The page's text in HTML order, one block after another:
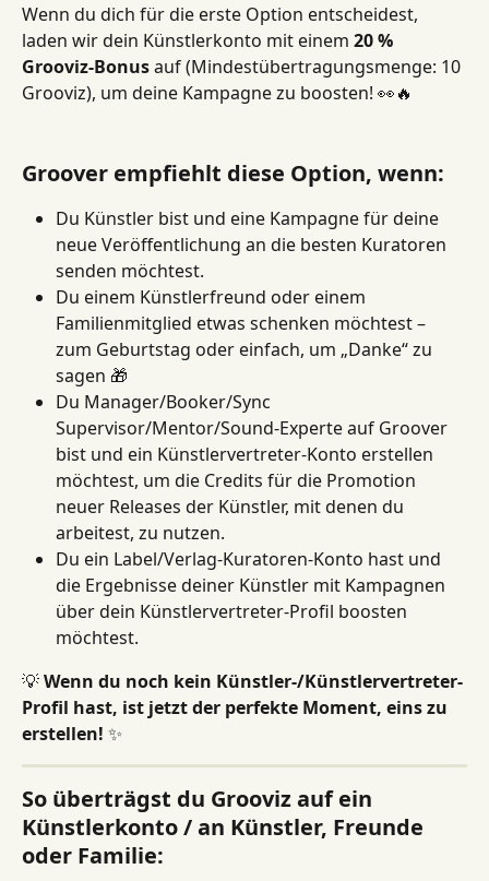
Wenn du dich für die erste Option entscheidest,
laden wir dein Künstlerkonto mit einem 20 %
Grooviz-Bonus auf (Mindestübertragungsmenge: 10
Grooviz), um deine Kampagne zu boosten! 👀🔥
Groover empfiehlt diese Option, wenn:
Du Künstler bist und eine Kampagne für deine
neue Veröffentlichung an die besten Kuratoren
senden möchtest.
Du einem Künstlerfreund oder einem
Familienmitglied etwas schenken möchtest –
zum Geburtstag oder einfach, um „Danke“ zu
sagen 🎁
Du Manager/Booker/Sync
Supervisor/Mentor/Sound-Experte auf Groover
bist und ein Künstlervertreter-Konto erstellen
möchtest, um die Credits für die Promotion
neuer Releases der Künstler, mit denen du
arbeitest, zu nutzen.
Du ein Label/Verlag-Kuratoren-Konto hast und
die Ergebnisse deiner Künstler mit Kampagnen
über dein Künstlervertreter-Profil boosten
möchtest.
💡 Wenn du noch kein Künstler-/Künstlervertreter-
Profil hast, ist jetzt der perfekte Moment, eins zu
erstellen! ✨
So überträgst du Grooviz auf ein
Künstlerkonto / an Künstler, Freunde
oder Familie: